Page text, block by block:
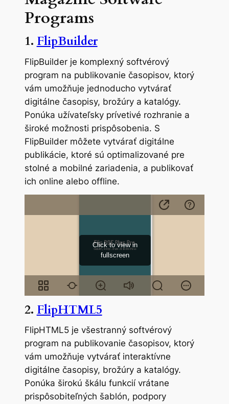
Programs
1. FlipBuilder
FlipBuilder je komplexný softvérový
program na publikovanie časopisov, ktorý
vám umožňuje jednoducho vytvárať
digitálne časopisy, brožúry a katalógy.
Ponúka užívateľsky prívetivé rozhranie a
široké možnosti prispôsobenia. S
FlipBuilder môžete vytvárať digitálne
publikácie, ktoré sú optimalizované pre
stolné a mobilné zariadenia, a publikovať
ich online alebo offline.
2. FlipHTML5
FlipHTML5 je všestranný softvérový
program na publikovanie časopisov, ktorý
vám umožňuje vytvárať interaktívne
digitálne časopisy, brožúry a katalógy.
Ponúka širokú škálu funkcií vrátane
prispôsobiteľných šablón, podpory